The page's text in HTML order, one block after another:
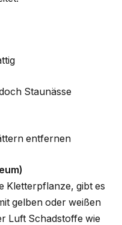
Staunässe
entfernen
Kletterpflanze, gibt es
gelben oder weißen
Luft Schadstoffe wie